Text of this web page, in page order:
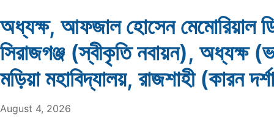
অধ্যক্ষ, আফজাল হোসেন মেমোরিয়াল
সিরাজগঞ্জ (স্বীকৃতি নবায়ন), অধ্যক্ষ
মড়িয়া মহাবিদ্যালয়, রাজশাহী (কারন
August 4, 2026